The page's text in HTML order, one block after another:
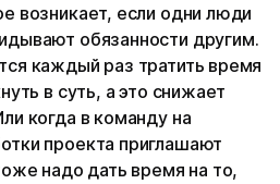
возникает, если одни люди
обязанности другим.
каждый раз тратить время
в суть, а это снижает
когда в команду на
проекта приглашают
надо дать время на то,